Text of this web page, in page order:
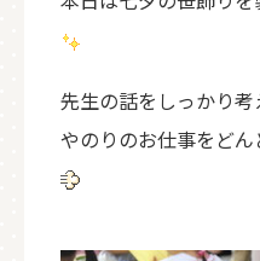
先生の話をしっかり
やのりのお仕事をど